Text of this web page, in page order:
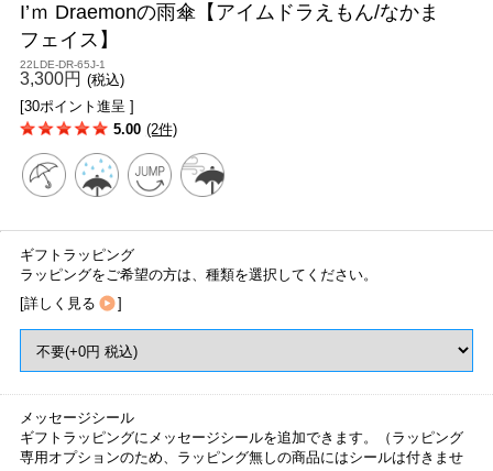
I’ｍ Draemonの雨傘【アイムドラえもん/なかま
フェイス】
22LDE-DR-65J-1
3,300円 (税込)
[30ポイント進呈 ]
5.00 (2件)
ギフトラッピング
ラッピングをご希望の方は、種類を選択してください。
[詳しく見る ]
メッセージシール
ギフトラッピングにメッセージシールを追加できます。（ラッピング
専用オプションのため、ラッピング無しの商品にはシールは付きませ